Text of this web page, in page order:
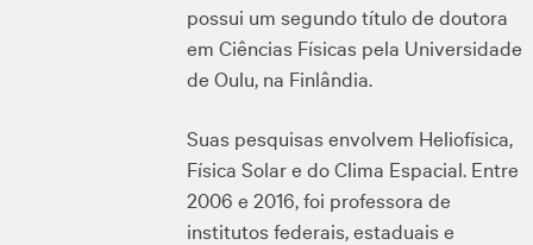
possui um segundo título de doutora
em Ciências Físicas pela Universidade
de Oulu, na Finlândia.
Suas pesquisas envolvem Heliofísica,
Física Solar e do Clima Espacial. Entre
2006 e 2016, foi professora de
institutos federais, estaduais e